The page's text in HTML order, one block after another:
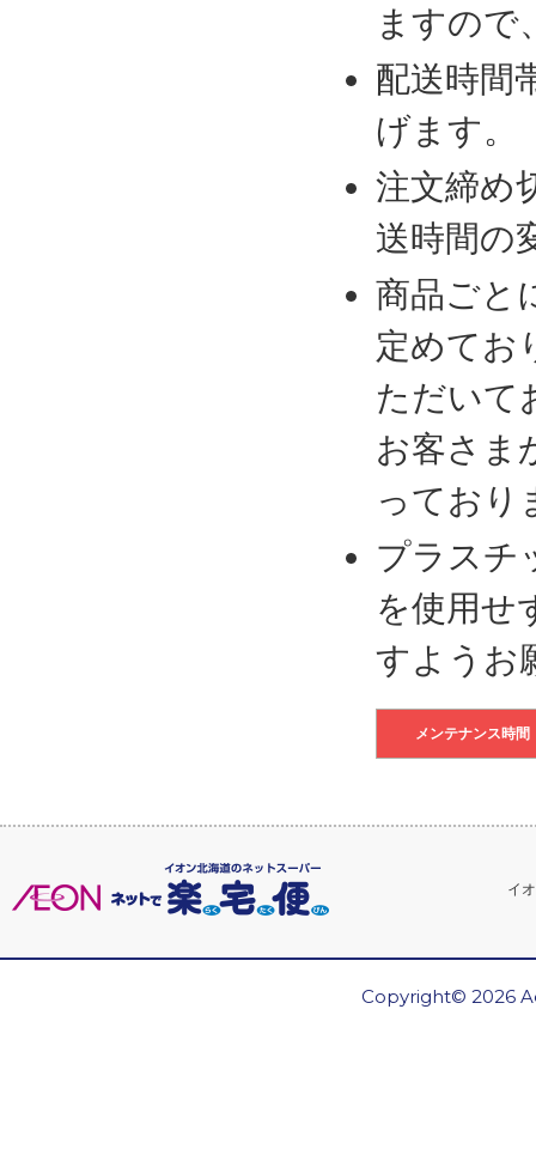
ますので
配送時間
げます。
注文締め
送時間の
商品ごと
定めてお
ただいて
お客さま
っており
プラスチ
を使用せ
すようお
メンテナンス時間
イ
Copyright© 2026